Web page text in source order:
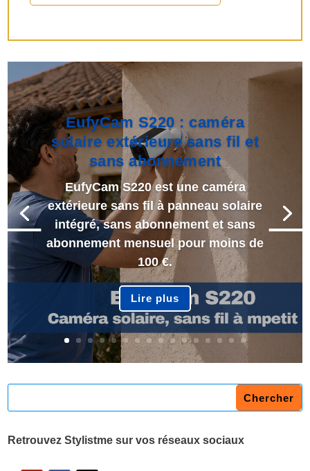
EufyCam S220 : caméra
solaire extérieure sans fil et
sans abonnement
EufyCam S220 est une caméra
extérieure sans fil à panneau solaire
intégré, sans abonnement et sans
abonnement mensuel pour moins de
100 €.
Lire plus
Retrouvez Stylistme sur vos réseaux sociaux